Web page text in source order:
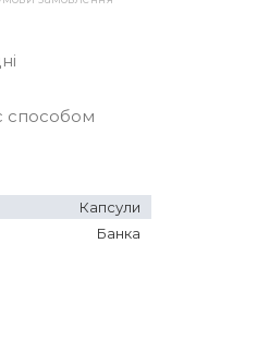
способом
Капсули
Банка